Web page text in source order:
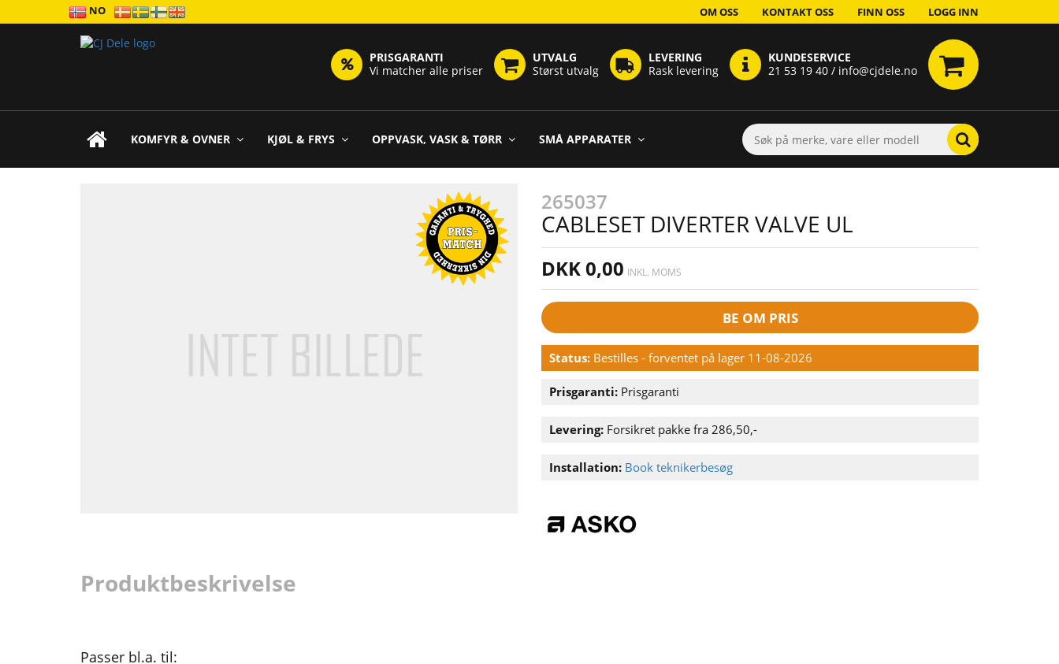
NO OM OSS KONTAKT OSS FINN OSS LOGG INN
PRISGARANTI
Vi matcher alle priser
UTVALG
Størst utvalg
LEVERING
Rask levering
KUNDESERVICE
21 53 19 40 / info@cjdele.no
KOMFYR & OVNER KJØL & FRYS OPPVASK, VASK & TØRR SMÅ APPARATER
265037
CABLESET DIVERTER VALVE UL
DKK 0,00 INKL. MOMS
BE OM PRIS
Status: Bestilles - forventet på lager 11-08-2026
Prisgaranti: Prisgaranti
Levering: Forsikret pakke fra 286,50,-
Installation: Book teknikerbesøg
Produktbeskrivelse
Passer bl.a. til: